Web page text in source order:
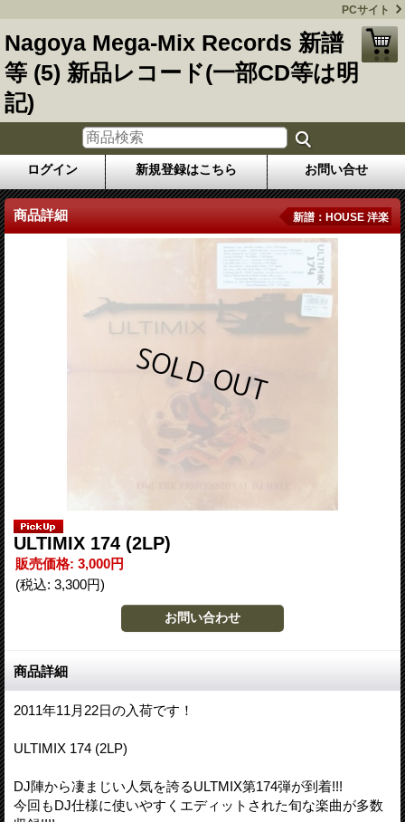
PCサイト
Nagoya Mega-Mix Records 新譜
等 (5) 新品レコード(一部CD等は明
記)
ログイン 新規登録はこちら お問い合せ
商品詳細 新譜：HOUSE 洋楽
ULTIMIX 174 (2LP)
販売価格: 3,000円
(税込: 3,300円)
商品詳細
2011年11月22日の入荷です！
ULTIMIX 174 (2LP)
DJ陣から凄まじい人気を誇るULTMIX第174弾が到着!!!
今回もDJ仕様に使いやすくエディットされた旬な楽曲が多数